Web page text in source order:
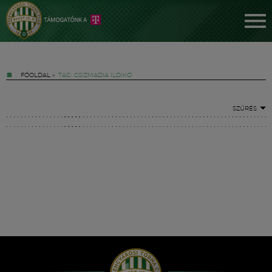
FŐOLDAL » TAG: CSIZMADIA ILDIKÓ
SZŰRÉS
Hírek